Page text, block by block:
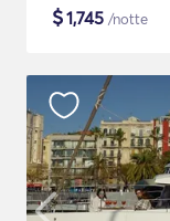
$1,745 /notte